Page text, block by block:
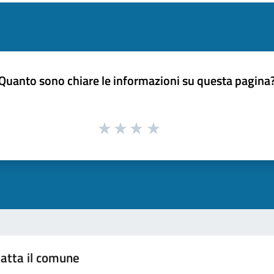
sono chiare le informazioni su questa
il comune